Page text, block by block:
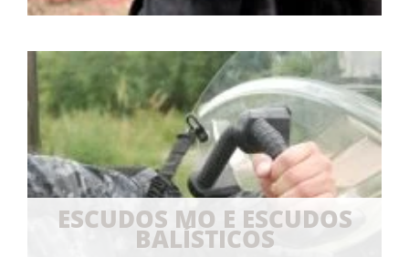
ESCUDOS MO E ESCUDOS
BALÍSTICOS